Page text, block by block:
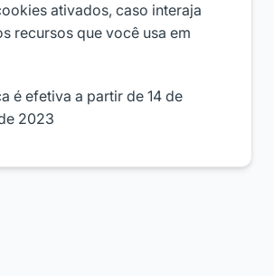
ativados, caso interaja
recursos que você usa em
é efetiva a partir de 14 de
2023